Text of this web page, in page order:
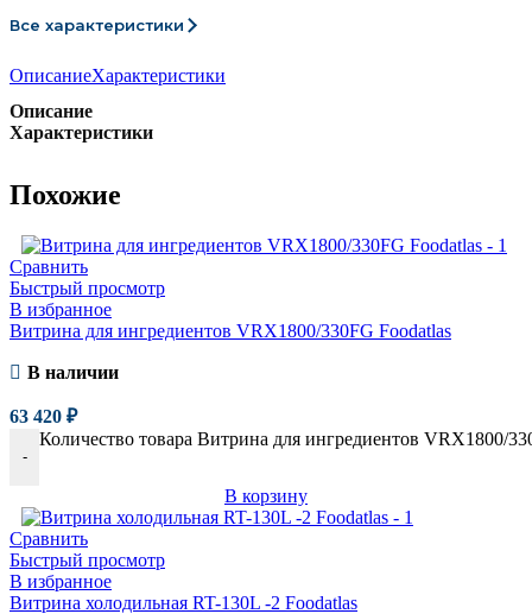
Все характеристики
ОписаниеХарактеристики
Описание
Характеристики
Похожие
Сравнить
Быстрый просмотр
В избранное
Витрина для ингредиентов VRX1800/330FG Foodatlas
В наличии
63 420 ₽
-
Количество товара Витрина для ингредиентов VRX1800/
В корзину
Сравнить
Быстрый просмотр
В избранное
Витрина холодильная RT-130L -2 Foodatlas